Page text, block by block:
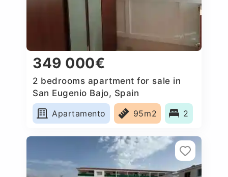
349 000€
2 bedrooms apartment for sale in
San Eugenio Bajo, Spain
Apartamento
95m2 2